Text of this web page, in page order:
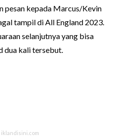
pesan kepada Marcus/Kevin
tampil di All England 2023.
selanjutnya yang bisa
dua kali tersebut.